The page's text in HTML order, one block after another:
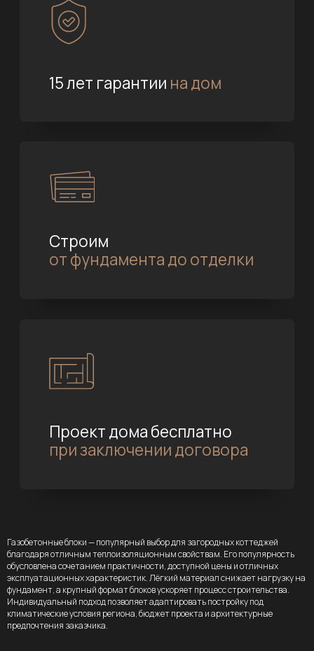
Проект дома бесплатно
Газобетонные блоки — популярный выбор для загородных коттеджей
благодаря отличным теплоизоляционным свойствам. Его популярность
обусловлена сочетанием практичности, доступной цены и отличных
эксплуатационных характеристик. Лёгкий материал снижает нагрузку на
фундамент, а крупный формат блоков ускоряет процесс строительства.
Индивидуальный подход позволяет адаптировать постройку под
климатические условия региона, бюджет проекта и архитектурные
предпочтения заказчика.